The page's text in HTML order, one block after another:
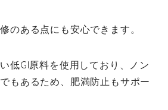
のある点にも安心できます。
低GI原料を使用しており、ノン
もあるため、肥満防止もサポー